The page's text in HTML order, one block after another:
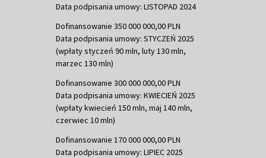
Data podpisania umowy: LISTOPAD 2024
Dofinansowanie 350 000 000,00 PLN
Data podpisania umowy: STYCZEŃ 2025
(wpłaty styczeń 90 mln, luty 130 mln,
marzec 130 mln)
Dofinansowanie 300 000 000,00 PLN
Data podpisania umowy: KWIECIEŃ 2025
(wpłaty kwiecień 150 mln, maj 140 mln,
czerwiec 10 mln)
Dofinansowanie 170 000 000,00 PLN
Data podpisania umowy: LIPIEC 2025